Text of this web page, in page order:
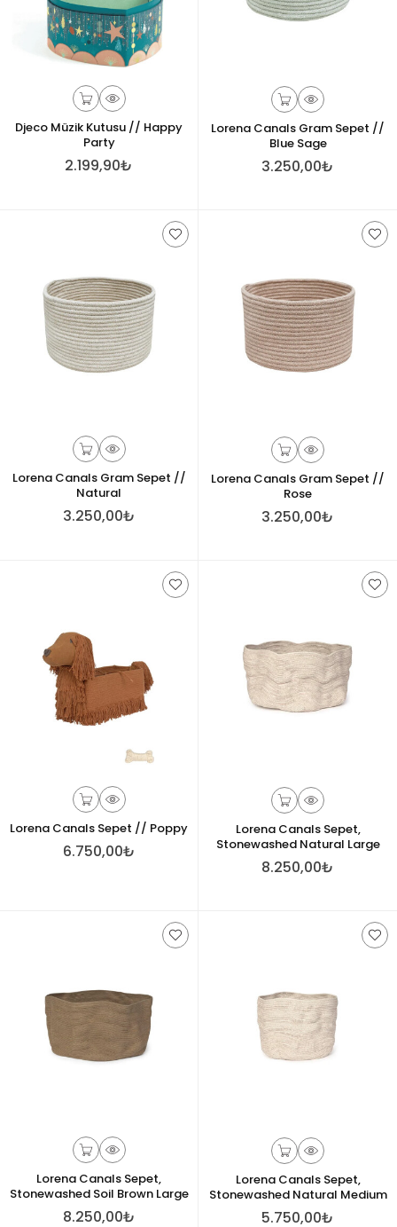
Djeco Müzik Kutusu // Happy
Party
2.199,90₺
Lorena Canals Gram Sepet //
Blue Sage
3.250,00₺
Lorena Canals Gram Sepet //
Natural
3.250,00₺
Lorena Canals Gram Sepet //
Rose
3.250,00₺
Lorena Canals Sepet // Poppy
6.750,00₺
Lorena Canals Sepet,
Stonewashed Natural Large
8.250,00₺
Lorena Canals Sepet,
Stonewashed Soil Brown Large
8.250,00₺
Lorena Canals Sepet,
Stonewashed Natural Medium
5.750,00₺